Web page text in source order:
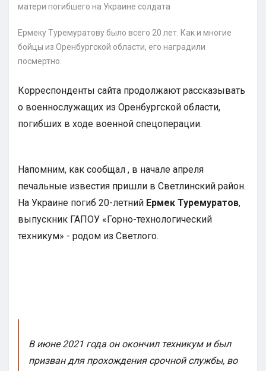
Ермеку Туремуратову было всего 20 лет. Как и многие
бойцы из Оренбургской области, его наградили
посмертно.
Корреспонденты сайта продолжают рассказывать
о военнослужащих из Оренбургской области,
погибших в ходе военной спецоперации.
Напомним, как сообщал , в начале апреля
печальные известия пришли в Светлинский район.
На Украине погиб 20-летний Ермек Туремуратов,
выпускник ГАПОУ «Горно-технологический
техникум» - родом из Светлого.
В июне 2021 года он окончил техникум и был
призван для прохождения срочной службы, во